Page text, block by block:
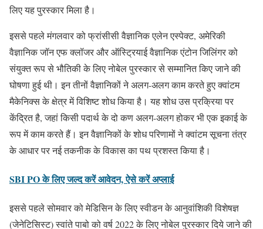
लिए यह पुरस्कार मिला है।
इससे पहले मंगलवार को फ्रांसीसी वैज्ञानिक एलेन एस्पेक्ट, अमेरिकी
वैज्ञानिक जॉन एफ क्लॉजर और ऑस्ट्रियाई वैज्ञानिक एंटोन जिलिंगर को
संयुक्त रूप से भौतिकी के लिए नोबेल पुरस्कार से सम्मानित किए जाने की
घोषणा हुई थी। इन तीनों वैज्ञानिकों ने अलग-अलग काम करते हुए क्वांटम
मैकेनिक्स के क्षेत्र में विशिष्ट शोध किया है। यह शोध उस प्रक्रिया पर
केंद्रित है, जहां किसी पदार्थ के दो कण अलग-अलग होकर भी एक इकाई के
रूप में काम करते हैं। इन वैज्ञानिकों के शोध परिणामों ने क्वांटम सूचना तंत्र
के आधार पर नई तकनीक के विकास का पथ प्रशस्त किया है।
SBI PO के लिए जल्द करें आवेदन, ऐसे करें अप्लाई
इससे पहले सोमवार को मेडिसिन के लिए स्वीडन के आनुवांशिकी विशेषज्ञ
(जेनेटिसिस्ट) स्वांते पाबो को वर्ष 2022 के लिए नोबेल पुरस्कार दिये जाने की